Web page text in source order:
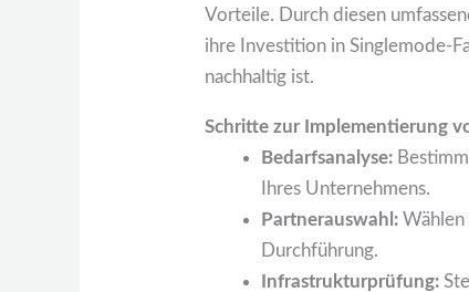
Vorteile. Durch diesen
ihre Investition in Singlemode-
nachhaltig ist.
Schritte zur Implementierung
Bedarfsanalyse:
Ihres Unternehmens.
Partnerauswahl: Wählen
Durchführung.
Infrastrukturprüfung: